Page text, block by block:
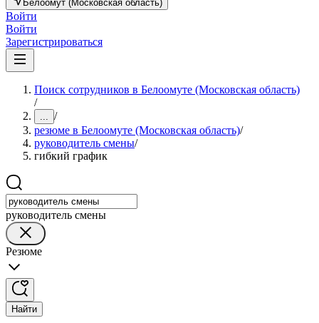
Белоомут (Московская область)
Войти
Войти
Зарегистрироваться
Поиск сотрудников в Белоомуте (Московская область)
/
... /
резюме в Белоомуте (Московская область)/
руководитель смены/
гибкий график
руководитель смены
Резюме
Найти